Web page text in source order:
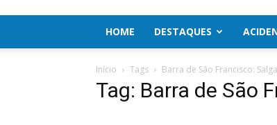
HOME DESTAQUES
Início Tags Barra de São Francisco:
Tag: Barra de São